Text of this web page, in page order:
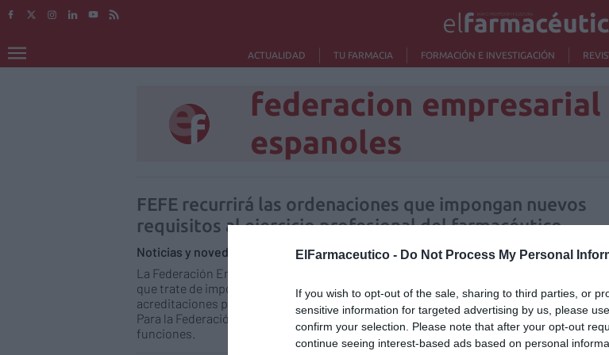
ElFarmaceutico - Do Not Process My Personal
If you wish to opt-out of the sale, sharing to third parties, or
sensitive information for targeted advertising by us, please
confirm your selection. Please note that after your opt-out
continue seeing interest-based ads based on personal
ACTUALIDAD TU FARMACIA FORMACIÓN E INVESTIGACIÓN
federacion
espanoles
FEFE recurrirá las ordenaciones que impongan nuevos
requisitos al ejercicio profesional del farmacéutico
Noticias y novedades Redacción
18/09/2015
La Federación Empresarial de Farmacéuticos Españoles (FEFE) recurrirá cualquier
que trate de imponer nuevos requisitos al ejercicio profesional del farmacéutico, tales
acreditaciones para la dispensación de los Sistemas de Dispensación Personalizados
Para la Federación, el título universitario ya habilita al farmacéutico para ejercer todas
funciones.